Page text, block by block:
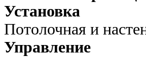
Установка
Потолочная и
Управление